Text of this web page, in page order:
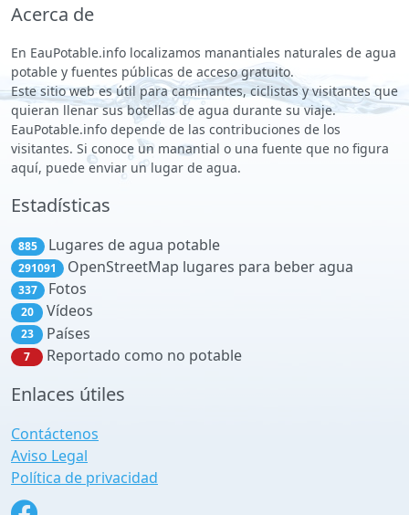
Acerca de
En EauPotable.info localizamos manantiales naturales de agua
potable y fuentes públicas de acceso gratuito.
Este sitio web es útil para caminantes, ciclistas y visitantes que
quieran llenar sus botellas de agua durante su viaje.
EauPotable.info depende de las contribuciones de los
visitantes. Si conoce un manantial o una fuente que no figura
aquí, puede enviar un lugar de agua.
Estadísticas
885 Lugares de agua potable
291091 OpenStreetMap lugares para beber agua
337 Fotos
20 Vídeos
23 Países
7 Reportado como no potable
Enlaces útiles
Contáctenos
Aviso Legal
Política de privacidad